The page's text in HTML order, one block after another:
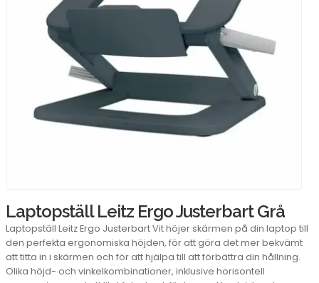
Laptopställ Leitz Ergo Justerbart Grå
Laptopställ Leitz Ergo Justerbart Vit höjer skärmen på din laptop till
den perfekta ergonomiska höjden, för att göra det mer bekvämt
att titta in i skärmen och för att hjälpa till att förbättra din hållning.
Olika höjd- och vinkelkombinationer, inklusive horisontell